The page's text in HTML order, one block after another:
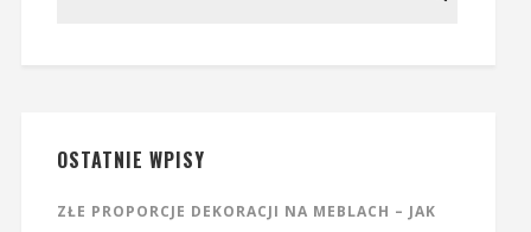
OSTATNIE WPISY
ZŁE PROPORCJE DEKORACJI NA MEBLACH – JAK